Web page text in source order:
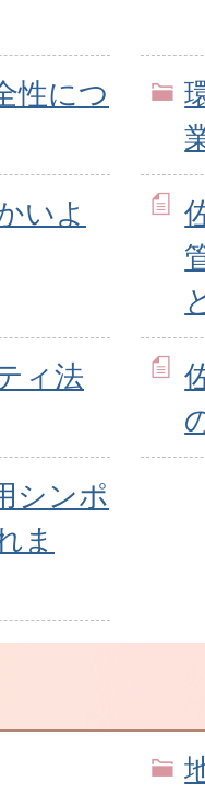
性につ
いよ
ィ法
シンポ
ま